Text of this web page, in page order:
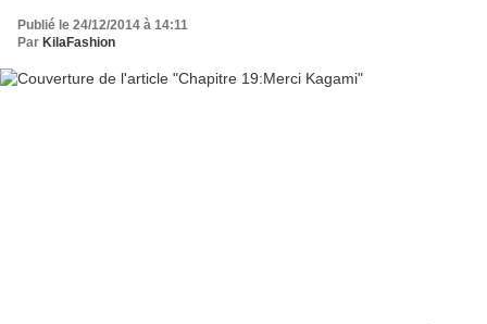
Publié le 24/12/2014 à 14:11
Par KilaFashion